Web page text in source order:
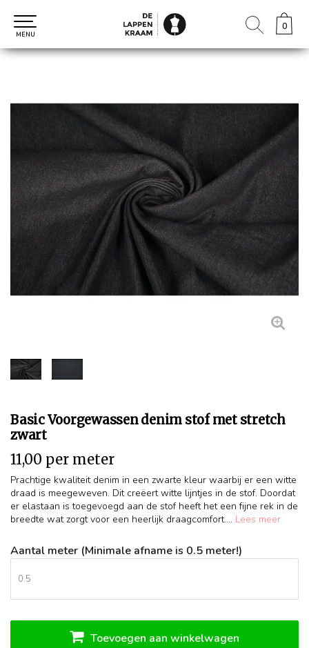
0
0
MENU
Basic Voorgewassen denim stof met stretch
zwart
11,00 per meter
Prachtige kwaliteit denim in een zwarte kleur waarbij er een witte
draad is meegeweven. Dit creëert witte lijntjes in de stof. Doordat
er elastaan is toegevoegd aan de stof heeft het een fijne rek in de
breedte wat zorgt voor een heerlijk draagcomfort.... Lees meer
Aantal meter (Minimale afname is 0.5 meter!)
Toevoegen aan winkelwagen